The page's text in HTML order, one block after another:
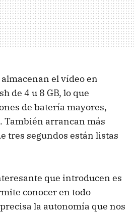
el vídeo en
de 4 u 8 GB, lo que
de batería mayores,
También arrancan más
tres segundos están listas
que introducen es
conocer en todo
la autonomía que nos